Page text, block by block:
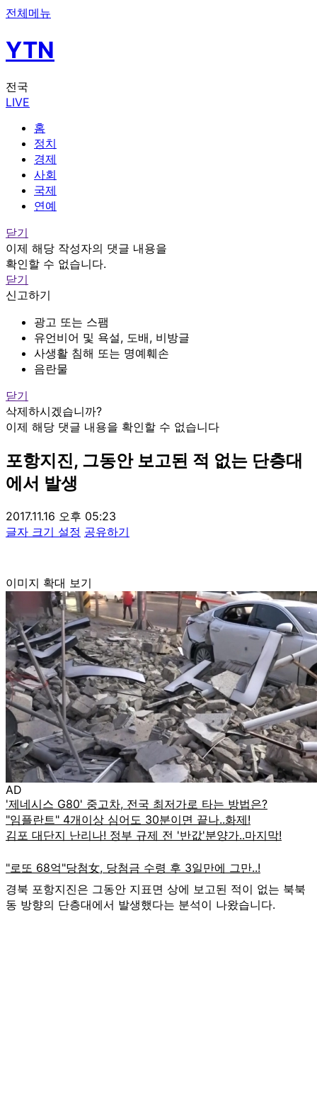
전체메뉴
YTN
전국
LIVE
홈
정치
경제
사회
국제
연예
닫기
이제 해당 작성자의 댓글 내용을
확인할 수 없습니다.
닫기
신고하기
광고 또는 스팸
유언비어 및 욕설, 도배, 비방글
사생활 침해 또는 명예훼손
음란물
닫기
삭제하시겠습니까?
이제 해당 댓글 내용을 확인할 수 없습니다
포항지진, 그동안 보고된 적 없는 단층대
에서 발생
2017.11.16 오후 05:23
글자 크기 설정 공유하기
이미지 확대 보기
AD
경북 포항지진은 그동안 지표면 상에 보고된 적이 없는 북북
동 방향의 단층대에서 발생했다는 분석이 나왔습니다.